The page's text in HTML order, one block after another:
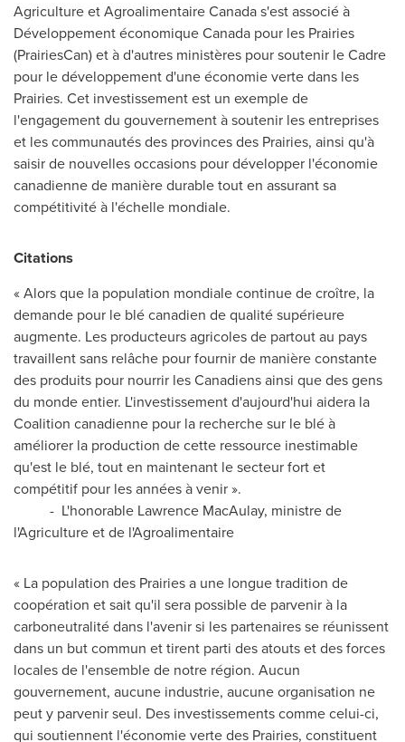
Agriculture et Agroalimentaire Canada s'est associé à
Développement économique Canada pour les Prairies
(PrairiesCan) et à d'autres ministères pour soutenir le Cadre
pour le développement d'une économie verte dans les
Prairies. Cet investissement est un exemple de
l'engagement du gouvernement à soutenir les entreprises
et les communautés des provinces des Prairies, ainsi qu'à
saisir de nouvelles occasions pour développer l'économie
canadienne de manière durable tout en assurant sa
compétitivité à l'échelle mondiale.
Citations
« Alors que la population mondiale continue de croître, la
demande pour le blé canadien de qualité supérieure
augmente. Les producteurs agricoles de partout au pays
travaillent sans relâche pour fournir de manière constante
des produits pour nourrir les Canadiens ainsi que des gens
du monde entier. L'investissement d'aujourd'hui aidera la
Coalition canadienne pour la recherche sur le blé à
améliorer la production de cette ressource inestimable
qu'est le blé, tout en maintenant le secteur fort et
compétitif pour les années à venir ».
- L'honorable Lawrence MacAulay, ministre de
l'Agriculture et de l'Agroalimentaire
« La population des Prairies a une longue tradition de
coopération et sait qu'il sera possible de parvenir à la
carboneutralité dans l'avenir si les partenaires se réunissent
dans un but commun et tirent parti des atouts et des forces
locales de l'ensemble de notre région. Aucun
gouvernement, aucune industrie, aucune organisation ne
peut y parvenir seul. Des investissements comme celui-ci,
qui soutiennent l'économie verte des Prairies, constituent